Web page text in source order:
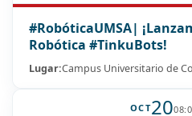
#RobóticaUMSA|
Robótica #TinkuBots!
Lugar:Campus Universitario de
OCT20